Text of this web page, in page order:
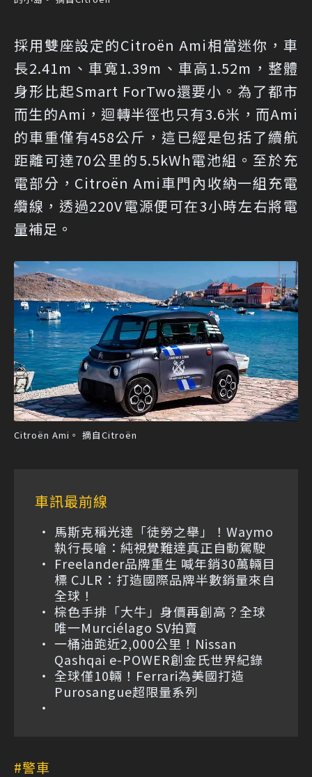
採用雙座設定的Citroën Ami相當迷你，車
長2.41m、車寬1.39m、車高1.52m，整體
身形比起Smart ForTwo還要小。為了都市
而生的Ami，迴轉半徑也只有3.6米，而Ami
的車重僅有458公斤，這已經是包括了續航
距離可達70公里的5.5kWh電池組。至於充
電部分，Citroën Ami車門內收納一組充電
纜線，透過220V電源便可在3小時左右將電
量補足。
Citroën Ami。 摘自Citroën
車訊最前線
馬斯克稱光達「徒勞之舉」！Waymo
執行長嗆：純視覺難達真正自動駕駛
Freelander品牌重生 喊年銷30萬輛目
標 CJLR：打造國際品牌半數銷量來自
全球！
棕色手排「大牛」身價再創高？全球
唯一Murciélago SV拍賣
一桶油跑近2,000公里！Nissan
Qashqai e-POWER創金氏世界紀錄
全球僅10輛！Ferrari為美國打造
Purosangue超限量系列
警車